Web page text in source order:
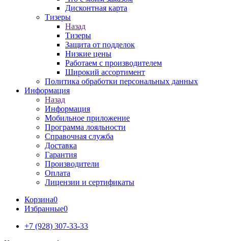
Дисконтная карта
Тизеры
Назад
Тизеры
Защита от подделок
Низкие цены
Работаем с производителем
Широкий ассортимент
Политика обработки персональных данных
Информация
Назад
Информация
Мобильное приложение
Программа лояльности
Справочная служба
Доставка
Гарантия
Производители
Оплата
Лицензии и сертификаты
Корзина0
Избранные0
+7 (928) 307-33-33